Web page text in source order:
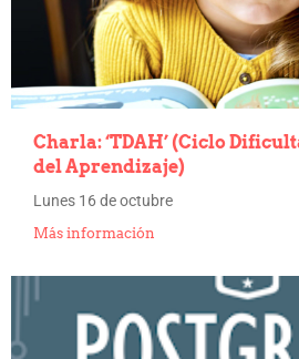
Charla: ‘TDAH’ (Ciclo
del Aprendizaje)
Lunes 16 de octubre
Más información